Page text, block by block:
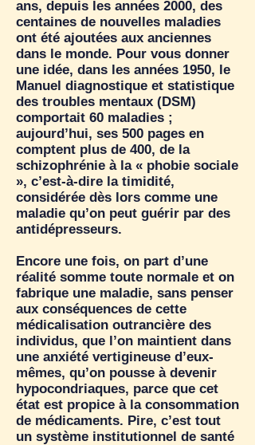
ans, depuis les années 2000, des
centaines de nouvelles maladies
ont été ajoutées aux anciennes
dans le monde. Pour vous donner
une idée, dans les années 1950, le
Manuel diagnostique et statistique
des troubles mentaux (DSM)
comportait 60 maladies ;
aujourd’hui, ses 500 pages en
comptent plus de 400, de la
schizophrénie à la « phobie sociale
», c’est-à-dire la timidité,
considérée dès lors comme une
maladie qu’on peut guérir par des
antidépresseurs.
Encore une fois, on part d’une
réalité somme toute normale et on
fabrique une maladie, sans penser
aux conséquences de cette
médicalisation outrancière des
individus, que l’on maintient dans
une anxiété vertigineuse d’eux-
mêmes, qu’on pousse à devenir
hypocondriaques, parce que cet
état est propice à la consommation
de médicaments. Pire, c’est tout
un système institutionnel de santé